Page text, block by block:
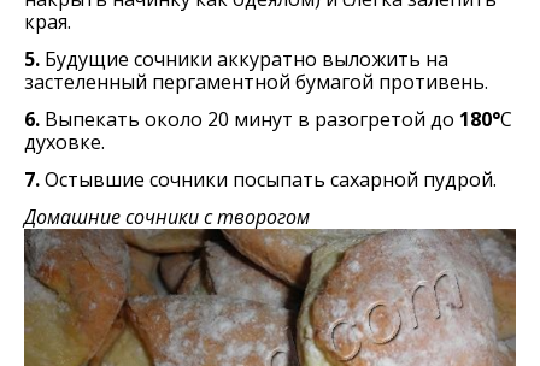
края.
5. Будущие сочники аккуратно выложить на
застеленный пергаментной бумагой противень.
6. Выпекать около 20 минут в разогретой до 180°С
духовке.
7.Остывшие сочники посыпать сахарной пудрой.
Домашние сочники с творогом